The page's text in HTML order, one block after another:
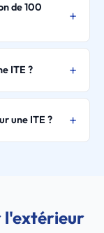
de 100
ITE ?
une ITE ?
l'extérieur